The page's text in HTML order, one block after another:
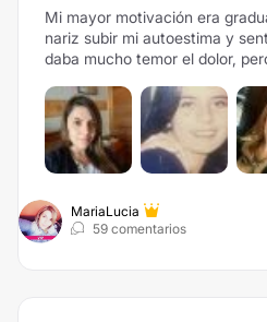
Mi mayor motivación era
nariz subir mi autoestima y
daba mucho temor el dolor,
MariaLucia
59 comentarios